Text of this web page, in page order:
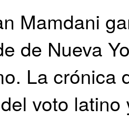
Mamdani
de Nueva
La crónica
voto